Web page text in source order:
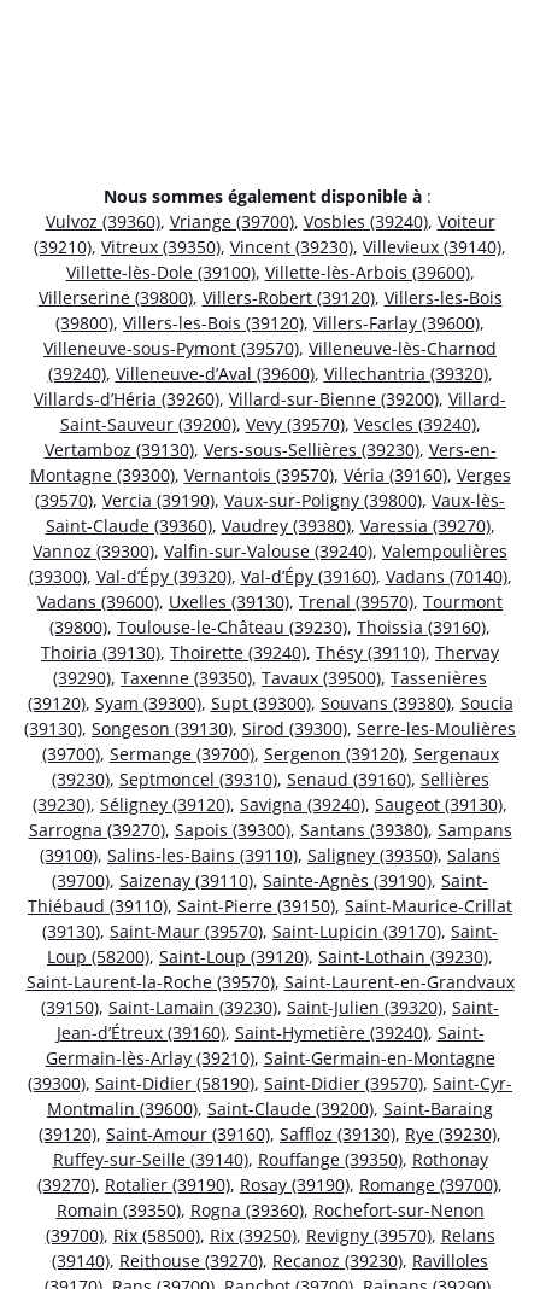
Nous sommes également disponible à :
Vulvoz (39360), Vriange (39700), Vosbles (39240), Voiteur
(39210), Vitreux (39350), Vincent (39230), Villevieux (39140),
Villette-lès-Dole (39100), Villette-lès-Arbois (39600),
Villerserine (39800), Villers-Robert (39120), Villers-les-Bois
(39800), Villers-les-Bois (39120), Villers-Farlay (39600),
Villeneuve-sous-Pymont (39570), Villeneuve-lès-Charnod
(39240), Villeneuve-d’Aval (39600), Villechantria (39320),
Villards-d’Héria (39260), Villard-sur-Bienne (39200), Villard-
Saint-Sauveur (39200), Vevy (39570), Vescles (39240),
Vertamboz (39130), Vers-sous-Sellières (39230), Vers-en-
Montagne (39300), Vernantois (39570), Véria (39160), Verges
(39570), Vercia (39190), Vaux-sur-Poligny (39800), Vaux-lès-
Saint-Claude (39360), Vaudrey (39380), Varessia (39270),
Vannoz (39300), Valfin-sur-Valouse (39240), Valempoulières
(39300), Val-d’Épy (39320), Val-d’Épy (39160), Vadans (70140),
Vadans (39600), Uxelles (39130), Trenal (39570), Tourmont
(39800), Toulouse-le-Château (39230), Thoissia (39160),
Thoiria (39130), Thoirette (39240), Thésy (39110), Thervay
(39290), Taxenne (39350), Tavaux (39500), Tassenières
(39120), Syam (39300), Supt (39300), Souvans (39380), Soucia
(39130), Songeson (39130), Sirod (39300), Serre-les-Moulières
(39700), Sermange (39700), Sergenon (39120), Sergenaux
(39230), Septmoncel (39310), Senaud (39160), Sellières
(39230), Séligney (39120), Savigna (39240), Saugeot (39130),
Sarrogna (39270), Sapois (39300), Santans (39380), Sampans
(39100), Salins-les-Bains (39110), Saligney (39350), Salans
(39700), Saizenay (39110), Sainte-Agnès (39190), Saint-
Thiébaud (39110), Saint-Pierre (39150), Saint-Maurice-Crillat
(39130), Saint-Maur (39570), Saint-Lupicin (39170), Saint-
Loup (58200), Saint-Loup (39120), Saint-Lothain (39230),
Saint-Laurent-la-Roche (39570), Saint-Laurent-en-Grandvaux
(39150), Saint-Lamain (39230), Saint-Julien (39320), Saint-
Jean-d’Étreux (39160), Saint-Hymetière (39240), Saint-
Germain-lès-Arlay (39210), Saint-Germain-en-Montagne
(39300), Saint-Didier (58190), Saint-Didier (39570), Saint-Cyr-
Montmalin (39600), Saint-Claude (39200), Saint-Baraing
(39120), Saint-Amour (39160), Saffloz (39130), Rye (39230),
Ruffey-sur-Seille (39140), Rouffange (39350), Rothonay
(39270), Rotalier (39190), Rosay (39190), Romange (39700),
Romain (39350), Rogna (39360), Rochefort-sur-Nenon
(39700), Rix (58500), Rix (39250), Revigny (39570), Relans
(39140), Reithouse (39270), Recanoz (39230), Ravilloles